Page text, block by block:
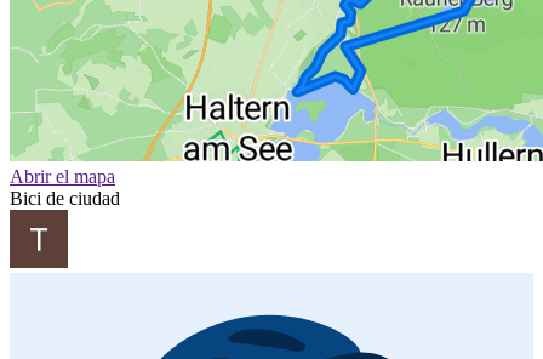
Abrir el mapa
Bici de ciudad